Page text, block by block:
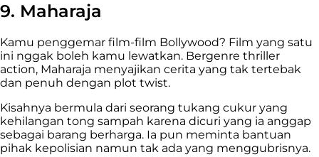
9. Maharaja
Kamu penggemar film-film Bollywood? Film yang satu
ini nggak boleh kamu lewatkan. Bergenre thriller
action, Maharaja menyajikan cerita yang tak tertebak
dan penuh dengan plot twist.
Kisahnya bermula dari seorang tukang cukur yang
kehilangan tong sampah karena dicuri yang ia anggap
sebagai barang berharga. Ia pun meminta bantuan
pihak kepolisian namun tak ada yang menggubrisnya.